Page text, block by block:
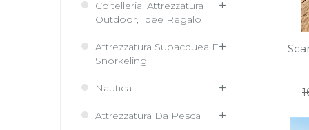
Coltelleria, Attrezzatura
Outdoor, Idee Regalo
Attrezzatura Subacquea E
Snorkeling
Nautica
Attrezzatura Da Pesca